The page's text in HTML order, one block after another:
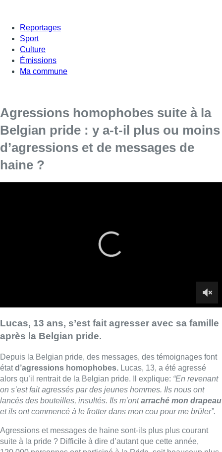
Reportages
Sport
Culture
Émissions
Ma commune
Agressions homophobes suite à la
Belgian pride : y a-t-il plus ou moins
d’agressions et de messages de
haine ?
d’agressions homophobes.Lucas, 13, a été agressé
alors qu’il rentrait de la Belgian pride. Il explique:
on s’est fait agressés par des jeunes hommes. Ils nous ont
Agressions et messages de haine sont-ils plus plus courant
suite à la pride ? Difficile à dire d’autant que cette année,
120.000 personnes ont participé à la Pride, soit beaucoup plus
qu’en 2019. Le parquet de Bruxelles a recueilli quelques
plaintes, lacoupole d’associations LGBTQIA+
en a reçu quatre. Mais la RainbowHouse
considère que ce chiffre est largement sous-estimé.“La
communauté LGBTQIA+ a normalisé les actes de violences
soit physiques soit verbales. C’est tellement courant que les
personnes n’ont pas cet automatisme de signaler”, explique
Ines Dantas Ramlho, chargée de l’accueil social à la
RainbowHouse.
La RainbowHouse invite toutes victimes à lui signaler les
agressions. Notons que trois suspects ont été arrêtés dans le